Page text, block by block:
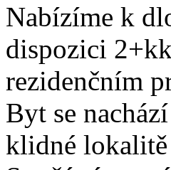
Nabízíme k
dispozici
rezidenčním
Byt se
klidné lokalitě